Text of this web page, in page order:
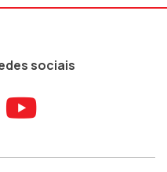
sociais
ao ao
Aceder